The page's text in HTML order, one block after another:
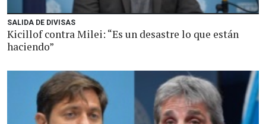
SALIDA DE DIVISAS
Kicillof contra Milei: “Es un desastre lo que están
haciendo”